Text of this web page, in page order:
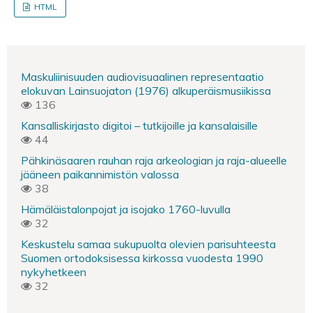
HTML
Maskuliinisuuden audiovisuaalinen representaatio
elokuvan Lainsuojaton (1976) alkuperäismusiikissa
136
Kansalliskirjasto digitoi – tutkijoille ja kansalaisille
44
Pähkinäsaaren rauhan raja arkeologian ja raja-alueelle
jääneen paikannimistön valossa
38
Hämäläistalonpojat ja isojako 1760-luvulla
32
Keskustelu samaa sukupuolta olevien parisuhteesta
Suomen ortodoksisessa kirkossa vuodesta 1990
nykyhetkeen
32